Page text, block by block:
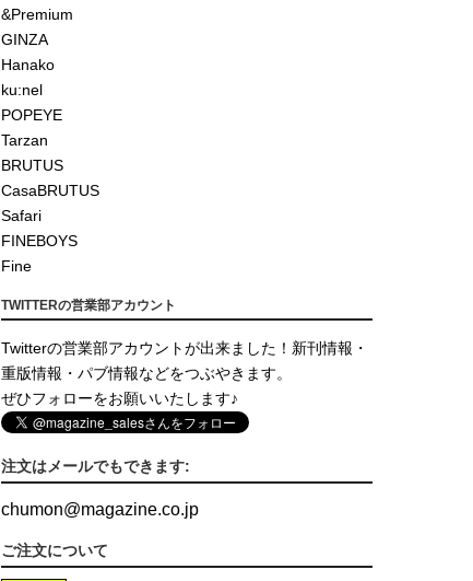
&Premium
GINZA
Hanako
ku:nel
POPEYE
Tarzan
BRUTUS
CasaBRUTUS
Safari
FINEBOYS
Fine
TWITTERの営業部アカウント
Twitterの営業部アカウントが出来ました！新刊情報・
重版情報・パブ情報などをつぶやきます。
ぜひフォローをお願いいたします♪
注文はメールでもできます:
chumon@magazine.co.jp
ご注文について